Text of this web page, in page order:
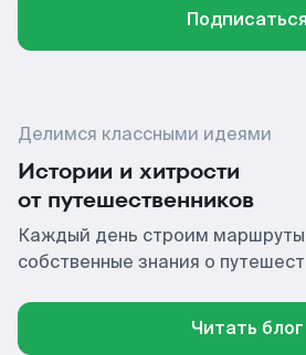
Подписаться
Делимся классными идеями
Истории и хитрости
от путешественников
Каждый день строим маршруты
собственные знания о
Читать блог